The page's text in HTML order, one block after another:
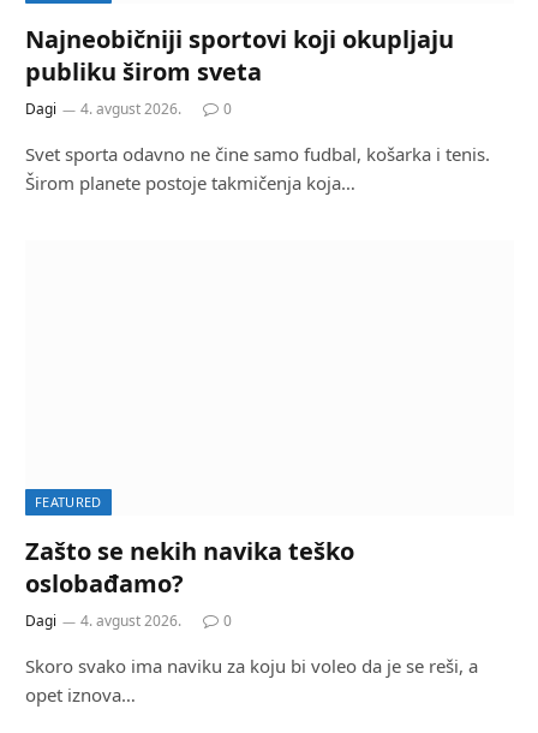
Najneobičniji sportovi koji okupljaju
publiku širom sveta
Dagi 4. avgust 2026. 0
Svet sporta odavno ne čine samo fudbal, košarka i tenis.
Širom planete postoje takmičenja koja…
FEATURED
Zašto se nekih navika teško
oslobađamo?
Dagi 4. avgust 2026. 0
Skoro svako ima naviku za koju bi voleo da je se reši, a
opet iznova…